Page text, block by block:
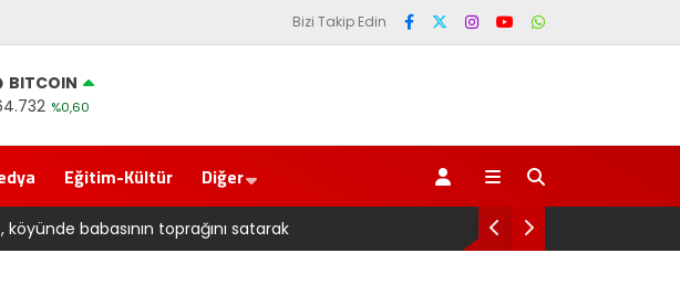
Bizi Takip Edin
BITCOIN
%0,60
Eğitim-Kültür Diğer
başkanına ‘Kimin parasıyla’ sorusu